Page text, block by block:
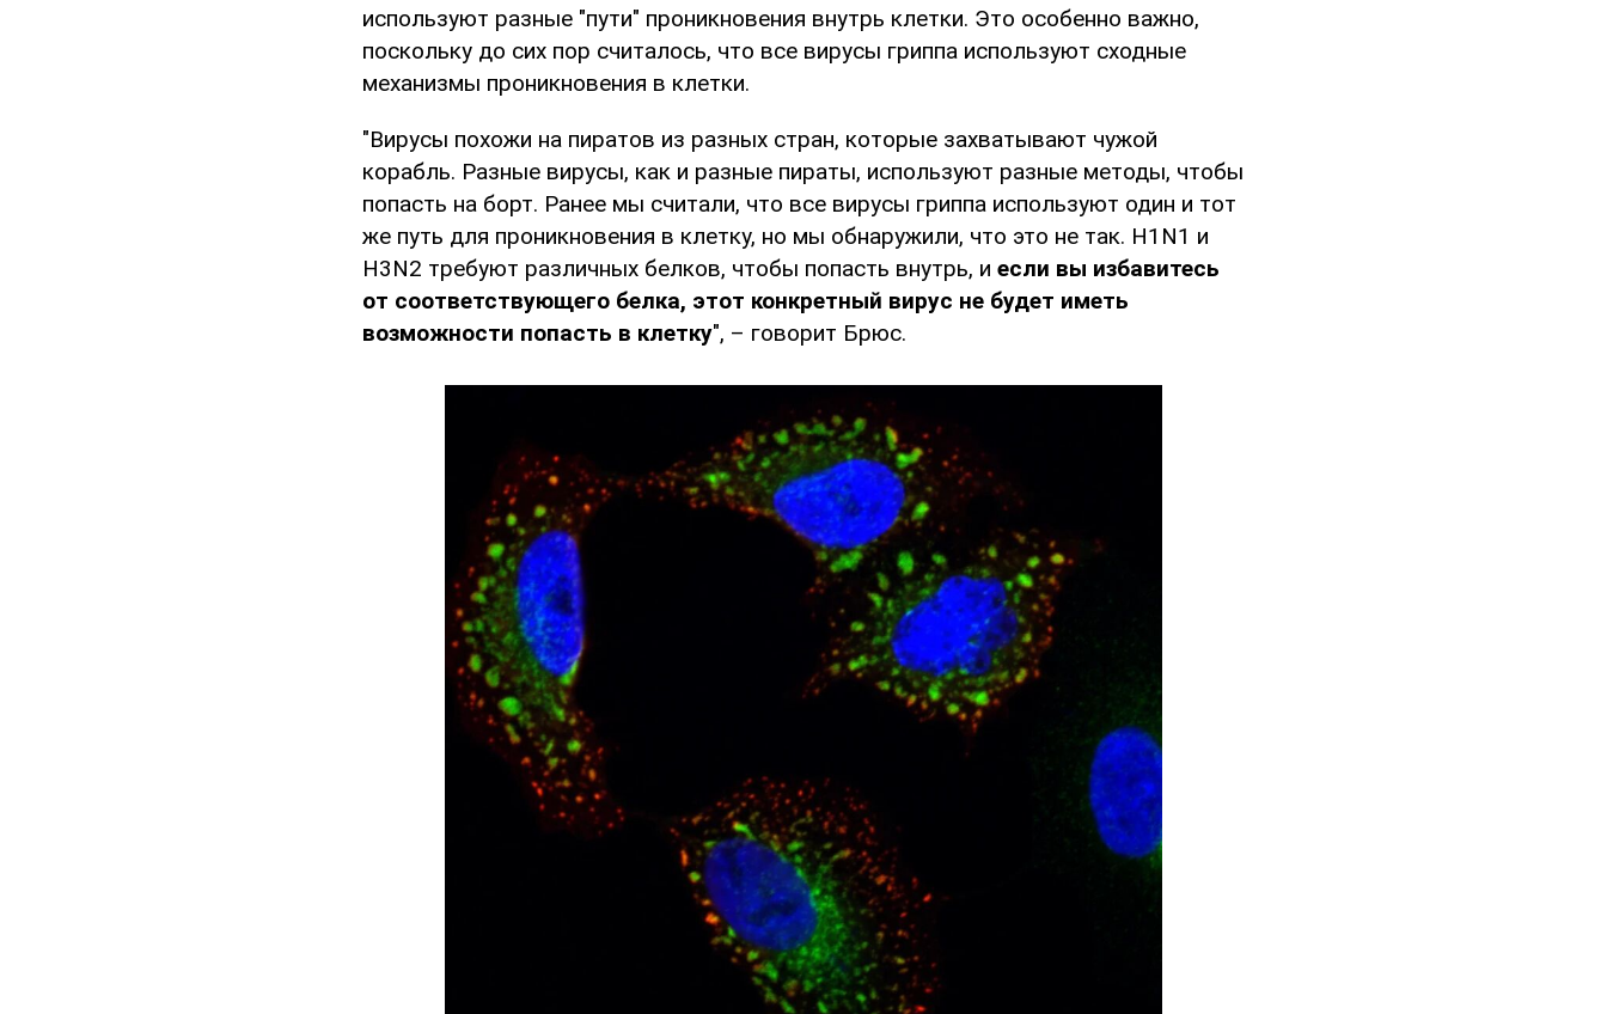
используют разные "пути" проникновения внутрь клетки. Это особенно важно,
поскольку до сих пор считалось, что все вирусы гриппа используют сходные
механизмы проникновения в клетки.
"Вирусы похожи на пиратов из разных стран, которые захватывают чужой
корабль. Разные вирусы, как и разные пираты, используют разные методы, чтобы
попасть на борт. Ранее мы считали, что все вирусы гриппа используют один и тот
же путь для проникновения в клетку, но мы обнаружили, что это не так. H1N1 и
H3N2 требуют различных белков, чтобы попасть внутрь, и если вы избавитесь
от соответствующего белка, этот конкретный вирус не будет иметь
возможности попасть в клетку", – говорит Брюс.